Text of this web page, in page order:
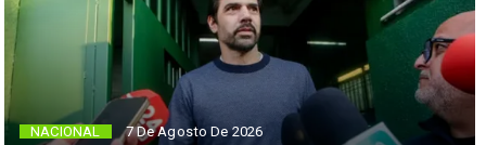
NACIONAL 7 De Agosto De 2026